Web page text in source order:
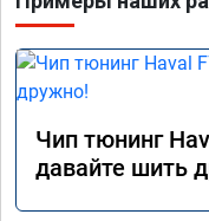
Чип тюнинг
давайте шить